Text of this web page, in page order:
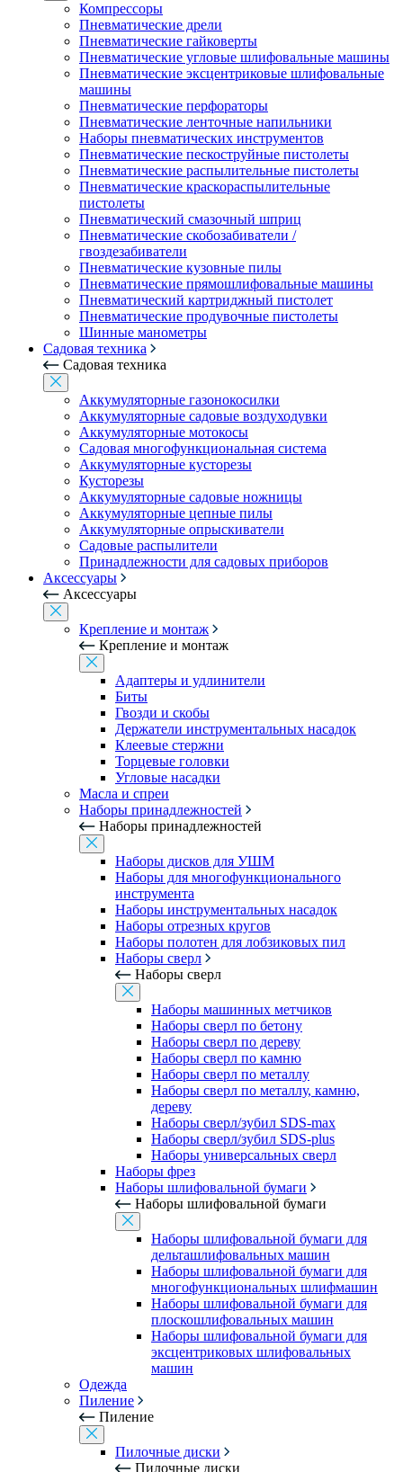
Компрессоры
Пневматические дрели
Пневматические гайковерты
Пневматические угловые шлифовальные машины
Пневматические эксцентриковые шлифовальные
машины
Пневматические перфораторы
Пневматические ленточные напильники
Наборы пневматических инструментов
Пневматические пескоструйные пистолеты
Пневматические распылительные пистолеты
Пневматические краскораспылительные
пистолеты
Пневматический смазочный шприц
Пневматические скобозабиватели /
гвоздезабиватели
Пневматические кузовные пилы
Пневматические прямошлифовальные машины
Пневматический картриджный пистолет
Пневматические продувочные пистолеты
Шинные манометры
Садовая техника
Садовая техника
Аккумуляторные газонокосилки
Аккумуляторные садовые воздуходувки
Аккумуляторные мотокосы
Садовая многофункциональная система
Аккумуляторные кусторезы
Кусторезы
Аккумуляторные садовые ножницы
Аккумуляторные цепные пилы
Аккумуляторные опрыскиватели
Садовые распылители
Принадлежности для садовых приборов
Аксессуары
Аксессуары
Крепление и монтаж
Крепление и монтаж
Адаптеры и удлинители
Биты
Гвозди и скобы
Держатели инструментальных насадок
Клеевые стержни
Торцевые головки
Угловые насадки
Масла и спреи
Наборы принадлежностей
Наборы принадлежностей
Наборы дисков для УШМ
Наборы для многофункционального
инструмента
Наборы инструментальных насадок
Наборы отрезных кругов
Наборы полотен для лобзиковых пил
Наборы сверл
Наборы сверл
Наборы машинных метчиков
Наборы сверл по бетону
Наборы сверл по дереву
Наборы сверл по камню
Наборы сверл по металлу
Наборы сверл по металлу, камню,
дереву
Наборы сверл/зубил SDS-max
Наборы сверл/зубил SDS-plus
Наборы универсальных сверл
Наборы фрез
Наборы шлифовальной бумаги
Наборы шлифовальной бумаги
Наборы шлифовальной бумаги для
дельташлифовальных машин
Наборы шлифовальной бумаги для
многофункциональных шлифмашин
Наборы шлифовальной бумаги для
плоскошлифовальных машин
Наборы шлифовальной бумаги для
эксцентриковых шлифовальных
машин
Одежда
Пиление
Пиление
Пилочные диски
Пилочные диски